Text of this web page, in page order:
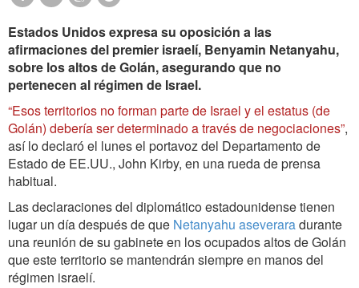
Estados Unidos expresa su oposición a las
afirmaciones del premier israelí, Benyamin Netanyahu,
sobre los altos de Golán, asegurando que no
pertenecen al régimen de Israel.
“Esos territorios no forman parte de Israel y el estatus (de
Golán) debería ser determinado a través de negociaciones”,
así lo declaró el lunes el portavoz del Departamento de
Estado de EE.UU., John Kirby, en una rueda de prensa
habitual.
Las declaraciones del diplomático estadounidense tienen
lugar un día después de que Netanyahu aseveraradurante
una reunión de su gabinete en los ocupados altos de Golán
que este territorio se mantendrán siempre en manos del
régimen israelí.